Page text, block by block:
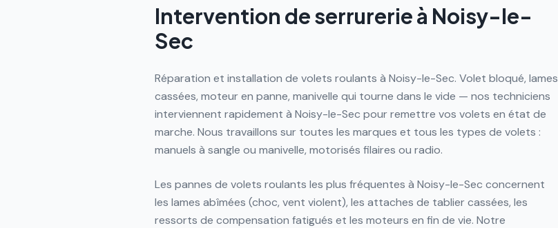
Intervention de serrurerie à Noisy-le-
Sec
Réparation et installation de volets roulants à Noisy-le-Sec. Volet bloqué, lames
cassées, moteur en panne, manivelle qui tourne dans le vide — nos techniciens
interviennent rapidement à Noisy-le-Sec pour remettre vos volets en état de
marche. Nous travaillons sur toutes les marques et tous les types de volets :
manuels à sangle ou manivelle, motorisés filaires ou radio.
Les pannes de volets roulants les plus fréquentes à Noisy-le-Sec concernent
les lames abîmées (choc, vent violent), les attaches de tablier cassées, les
ressorts de compensation fatigués et les moteurs en fin de vie. Notre